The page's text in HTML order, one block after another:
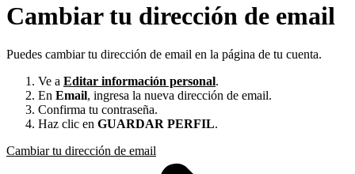
Cambiar tu dirección de email
Puedes cambiar tu dirección de email en la página de tu cuenta.
Ve a Editar información personal.
En Email, ingresa la nueva dirección de email.
Confirma tu contraseña.
Haz clic en GUARDAR PERFIL.
Cambiar tu dirección de email